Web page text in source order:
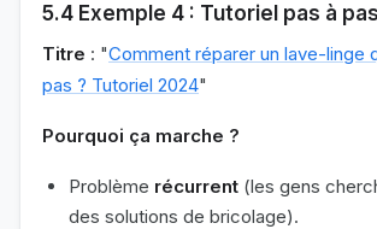
5.4 Exemple 4 : Tutoriel pas à pas
Titre : "Comment réparer un lave-linge
pas ? Tutoriel 2024"
Pourquoi ça marche ?
Problème récurrent (les gens
des solutions de bricolage).